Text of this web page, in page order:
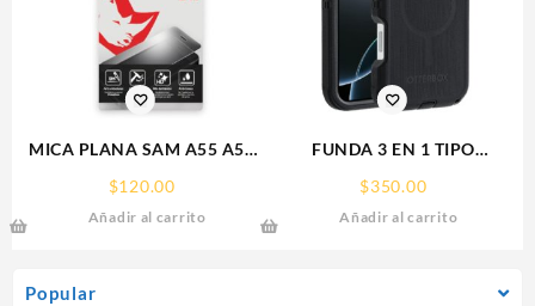
Popular
MICA PLANA SAM A55 A56
SAMSUNG 9H RHINOGLASS
$120.00
Añadir al carrito
FUNDA 3 EN 1 TIPO
OTTERBOX USO RUDO SAM
S26 ULTRA SAMSUNG S26
ULTRA
$350.00
Añadir al carrito